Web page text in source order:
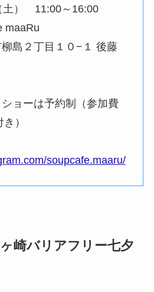
土） 11:00～16:00
maaRu
柳島２丁目１０−１ 後藤
は予約制（参加費
）
soupcafe.maaru/
崎バリアフリー七夕